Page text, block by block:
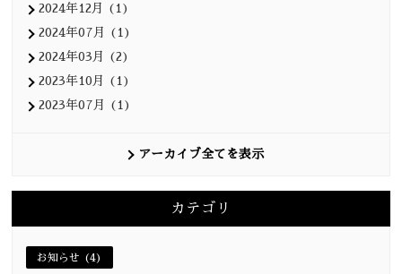
2024年12月 (1)
2024年07月 (1)
2024年03月 (2)
2023年10月 (1)
2023年07月 (1)
アーカイブ全てを表示
カテゴリ
お知らせ (4)